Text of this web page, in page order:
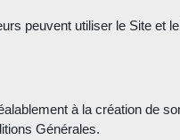
peuvent utiliser le Site et
à la création de
Générales.